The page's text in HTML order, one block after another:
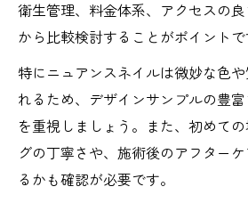
衛生管理、料金体系、アクセスの
から比較検討することがポイントで
特にニュアンスネイルは微妙な色
れるため、デザインサンプルの豊
を重視しましょう。また、初めて
グの丁寧さや、施術後のアフター
るかも確認が必要です。